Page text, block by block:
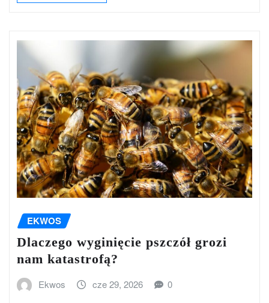
EKWOS
Dlaczego wyginięcie pszczół grozi
nam katastrofą?
Ekwos cze 29, 2026 0